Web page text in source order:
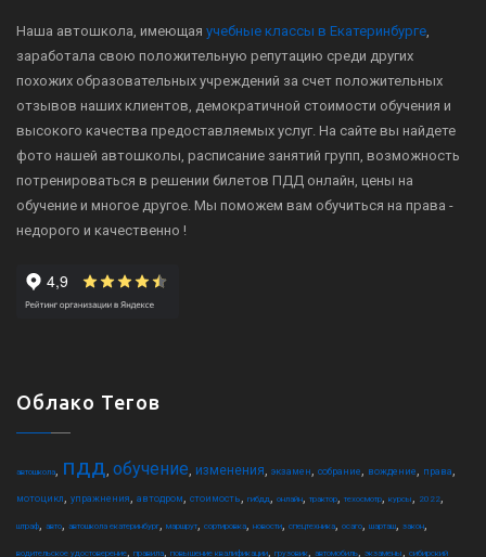
Наша автошкола, имеющая учебные классы в Екатеринбурге,
заработала свою положительную репутацию среди других
похожих образовательных учреждений за счет положительных
отзывов наших клиентов, демократичной стоимости обучения и
высокого качества предоставляемых услуг. На сайте вы найдете
фото нашей автошколы, расписание занятий групп, возможность
потренироваться в решении билетов ПДД онлайн, цены на
обучение и многое другое. Мы поможем вам обучиться на права -
недорого и качественно !
Облако Тегов
автошкола, пдд, обучение, изменения, экзамен, собрание, вождение, права,
мотоцикл, упражнения, автодром, стоимость, гибдд, онлайн, трактор, техосмотр, курсы, 2022,
штраф, авто, автошкола екатеринбург, маршрут, сортировка, новости, спецтехника, осаго, шарташ, закон,
водительское удостоверение, правила, повышение квалификации, грузовик, автомобиль, экзамены, сибирский